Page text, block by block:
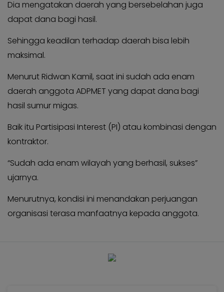
Dia mengatakan daerah yang bersebelahan juga
dapat dana bagi hasil.
Sehingga keadilan terhadap daerah bisa lebih
maksimal.
Menurut Ridwan Kamil, saat ini sudah ada enam
daerah anggota ADPMET yang dapat dana bagi
hasil sumur migas.
Baik itu Partisipasi Interest (PI) atau kombinasi dengan
kontraktor.
“Sudah ada enam wilayah yang berhasil, sukses”
ujarnya.
Menurutnya, kondisi ini menandakan perjuangan
organisasi terasa manfaatnya kepada anggota.